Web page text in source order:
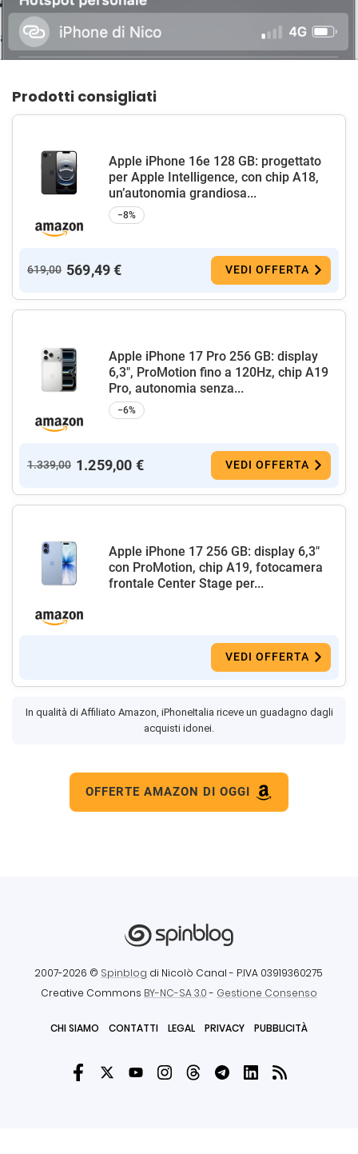
Prodotti consigliati
Apple iPhone 16e 128 GB: progettato
per Apple Intelligence, con chip A18,
un’autonomia grandiosa...
−8%
619,00 569,49 € VEDI OFFERTA
Apple iPhone 17 Pro 256 GB: display
6,3", ProMotion fino a 120Hz, chip A19
Pro, autonomia senza...
−6%
1.339,00 1.259,00 € VEDI OFFERTA
Apple iPhone 17 256 GB: display 6,3"
con ProMotion, chip A19, fotocamera
frontale Center Stage per...
VEDI OFFERTA
In qualità di Affiliato Amazon, iPhoneItalia riceve un guadagno dagli
acquisti idonei.
OFFERTE AMAZON DI OGGI
2007-2026 © Spinblog di Nicolò Canal - P.IVA 03919360275
Creative Commons BY-NC-SA 3.0- Gestione Consenso
CHI SIAMO CONTATTI LEGAL PRIVACY PUBBLICITÀ